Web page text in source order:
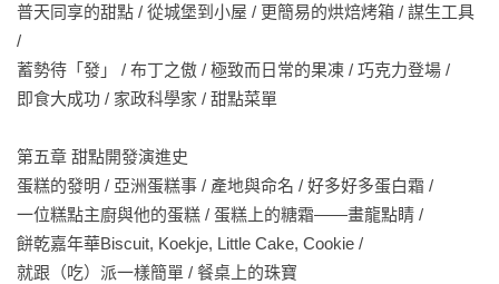
普天同享的甜點 / 從城堡到小屋 / 更簡易的烘焙烤箱 / 謀生工具
/
蓄勢待「發」 / 布丁之傲 / 極致而日常的果凍 / 巧克力登場 /
即食大成功 / 家政科學家 / 甜點菜單
第五章 甜點開發演進史
蛋糕的發明 / 亞洲蛋糕事 / 產地與命名 / 好多好多蛋白霜 /
一位糕點主廚與他的蛋糕 / 蛋糕上的糖霜——畫龍點睛 /
餅乾嘉年華Biscuit, Koekje, Little Cake, Cookie /
就跟（吃）派一樣簡單 / 餐桌上的珠寶